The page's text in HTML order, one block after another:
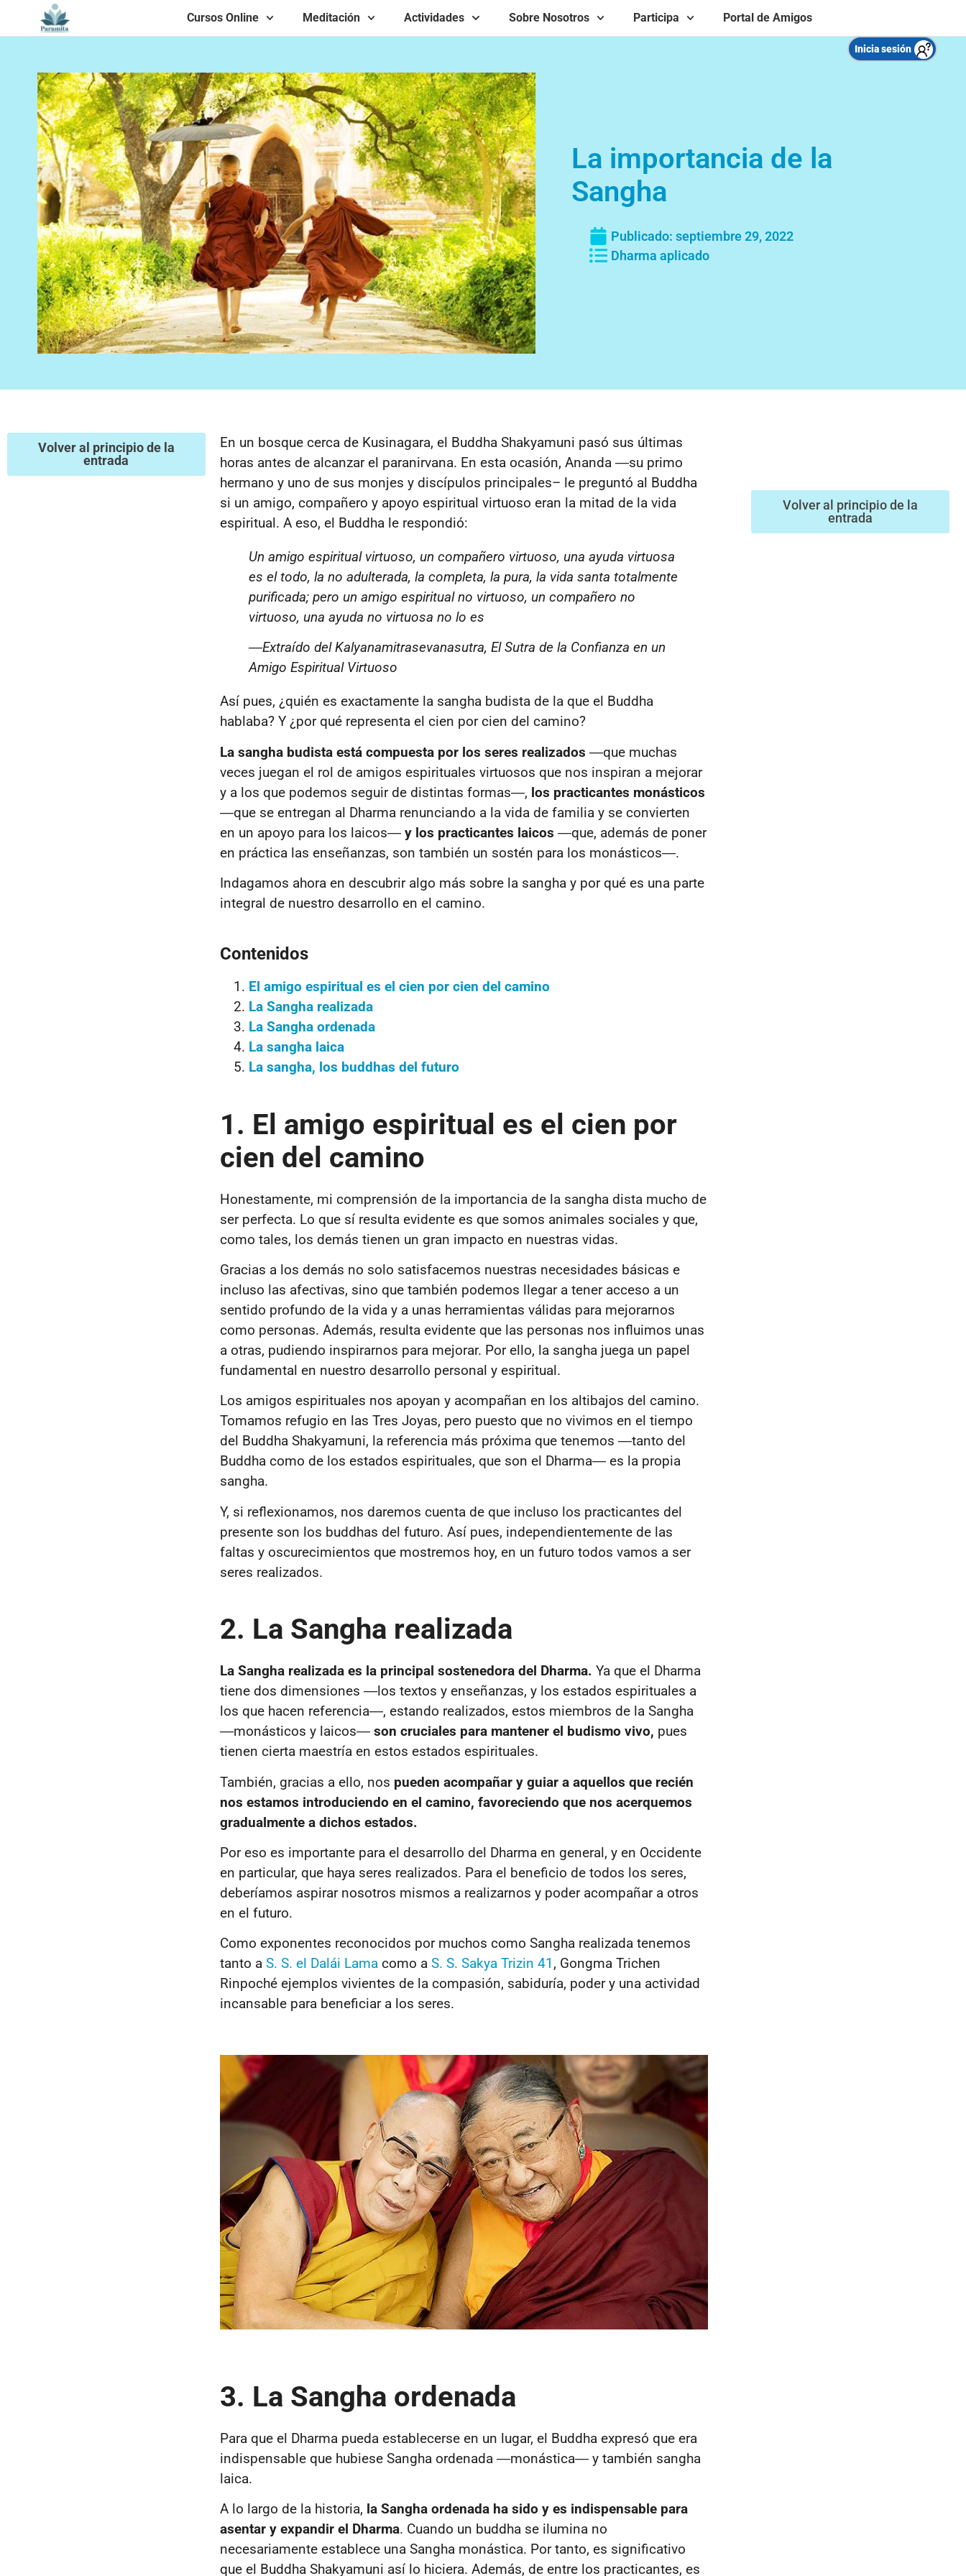
Inicia sesión
Cursos Online Meditación Actividades Sobre Nosotros Participa Portal de Amigos
La importancia de la
Sangha
Publicado: septiembre 29, 2022
Dharma aplicado
Volver al principio de la
entrada
En un bosque cerca de Kusinagara, el Buddha Shakyamuni pasó sus últimas
horas antes de alcanzar el paranirvana. En esta ocasión, Ananda ―su primo
hermano y uno de sus monjes y discípulos principales– le preguntó al Buddha
si un amigo, compañero y apoyo espiritual virtuoso eran la mitad de la vida
espiritual. A eso, el Buddha le respondió:
Un amigo espiritual virtuoso, un compañero virtuoso, una ayuda virtuosa
es el todo, la no adulterada, la completa, la pura, la vida santa totalmente
purificada; pero un amigo espiritual no virtuoso, un compañero no
virtuoso, una ayuda no virtuosa no lo es
―Extraído delKalyana­mitra­sevana­sutra, El Sutra de la Confianza en un
Amigo Espiritual Virtuoso
Así pues, ¿quién es exactamente la sangha budista de la que el Buddha
hablaba? Y ¿por qué representa el cien por cien del camino?
La sangha budista está compuesta por los seres realizados ―que muchas
veces juegan el rol de amigos espirituales virtuosos que nos inspiran a mejorar
y a los que podemos seguir de distintas formas―, los practicantes monásticos
―que se entregan al Dharma renunciando a la vida de familia y se convierten
en un apoyo para los laicos― y los practicantes laicos ―que, además de poner
en práctica las enseñanzas, son también un sostén para los monásticos―.
Indagamos ahora en descubrir algo más sobre la sangha y por qué es una parte
integral de nuestro desarrollo en el camino.
Contenidos
El amigo espiritual es el cien por cien del camino
La Sangha realizada
La Sangha ordenada
La sangha laica
La sangha, los buddhas del futuro
1. El amigo espiritual es el cien por
cien del camino
Honestamente, mi comprensión de la importancia de la sangha dista mucho de
ser perfecta. Lo que sí resulta evidente es que somos animales sociales y que,
como tales, los demás tienen un gran impacto en nuestras vidas.
Gracias a los demás no solo satisfacemos nuestras necesidades básicas e
incluso las afectivas, sino que también podemos llegar a tener acceso a un
sentido profundo de la vida y a unas herramientas válidas para mejorarnos
como personas. Además, resulta evidente que las personas nos influimos unas
a otras, pudiendo inspirarnos para mejorar. Por ello, la sangha juega un papel
fundamental en nuestro desarrollo personal y espiritual.
Los amigos espirituales nos apoyan y acompañan en los altibajos del camino.
Tomamos refugio en las Tres Joyas, pero puesto que no vivimos en el tiempo
del Buddha Shakyamuni, la referencia más próxima que tenemos ―tanto del
Buddha como de los estados espirituales, que son el Dharma― es la propia
sangha.
Y, si reflexionamos, nos daremos cuenta de que incluso los practicantes del
presente son los buddhas del futuro. Así pues, independientemente de las
faltas y oscurecimientos que mostremos hoy, en un futuro todos vamos a ser
seres realizados.
2. La Sangha realizada
La Sangha realizada es la principal sostenedora del Dharma. Ya que el Dharma
tiene dos dimensiones ―los textos y enseñanzas, y los estados espirituales a
los que hacen referencia―, estando realizados, estos miembros de la Sangha
―monásticos y laicos― son cruciales para mantener el budismo vivo, pues
tienen cierta maestría en estos estados espirituales.
También, gracias a ello, nos pueden acompañar y guiar a aquellos que recién
nos estamos introduciendo en el camino, favoreciendo que nos acerquemos
gradualmente a dichos estados.
Por eso es importante para el desarrollo del Dharma en general, y en Occidente
en particular, que haya seres realizados. Para el beneficio de todos los seres,
deberíamos aspirar nosotros mismos a realizarnos y poder acompañar a otros
en el futuro.
Como exponentes reconocidos por muchos como Sangha realizada tenemos
tanto a S. S. el Dalái Lamacomo a S. S. Sakya Trizin 41 , Gongma Trichen
Rinpoché ejemplos vivientes de la compasión, sabiduría, poder y una actividad
incansable para beneficiar a los seres.
3. La Sangha ordenada
Para que el Dharma pueda establecerse en un lugar, el Buddha expresó que era
indispensable que hubiese Sangha ordenada ―monástica―y también sangha
laica.
A lo largo de la historia, la Sangha ordenada ha sido y es indispensable para
asentar y expandir el Dharma. Cuando un buddha se ilumina no
necesariamente establece una Sangha monástica. Por tanto, es significativo
que el Buddha Shakyamuni así lo hiciera. Además, de entre los practicantes, es
Volver al principio de la
entrada